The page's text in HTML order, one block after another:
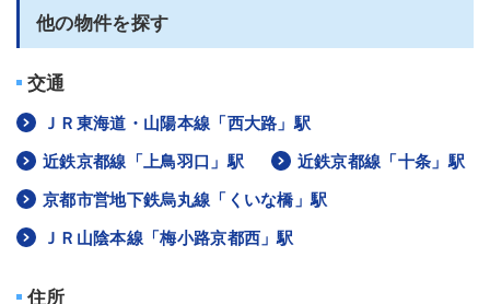
他の物件を探す
交通
ＪＲ東海道・山陽本線「西大路」駅
近鉄京都線「上鳥羽口」駅 近鉄京都線「十条」駅
京都市営地下鉄烏丸線「くいな橋」駅
ＪＲ山陰本線「梅小路京都西」駅
住所